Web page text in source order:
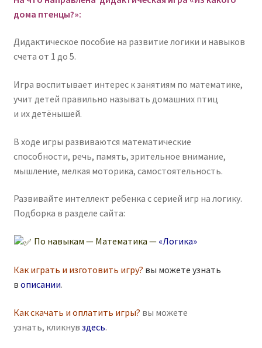
дома птенцы?»:
Дидактическое пособие на развитие логики и навыков
счета от 1 до 5.
Игра воспитывает интерес к занятиям по математике,
учит детей правильно называть домашних птиц
и их детёнышей.
В ходе игры развиваются математические
способности, речь, память, зрительное внимание,
мышление, мелкая моторика, самостоятельность.
Развивайте интеллект ребенка с серией игр на логику.
Подборка в разделе сайта:
По навыкам — Математика — «Логика»
Как играть и изготовить игру? вы можете узнать
в описании.
Как скачать и оплатить игры? вы можете
узнать, кликнув здесь.